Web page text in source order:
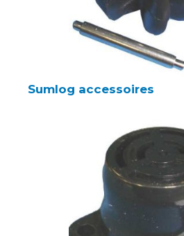
Sumlog accessoires